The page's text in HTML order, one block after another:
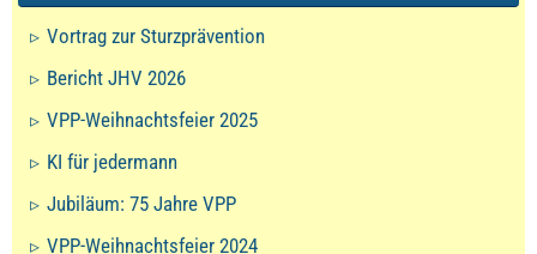
Vortrag zur Sturzprävention
Bericht JHV 2026
VPP-Weihnachtsfeier 2025
KI für jedermann
Jubiläum: 75 Jahre VPP
VPP-Weihnachtsfeier 2024